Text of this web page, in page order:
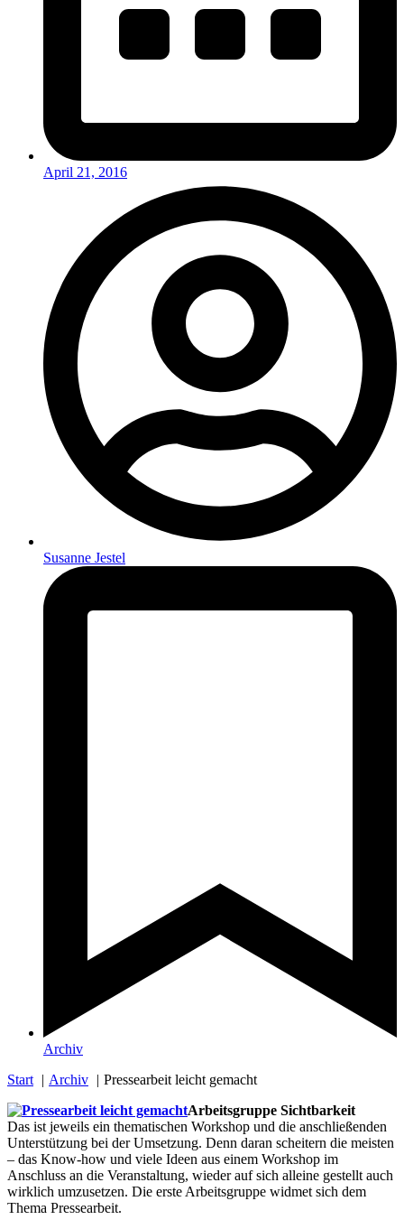
April 21, 2016
Susanne Jestel
Archiv
Start
Archiv
Pressearbeit leicht gemacht
Arbeitsgruppe Sichtbarkeit
Das ist jeweils ein thematischen Workshop und die anschließenden
Unterstützung bei der Umsetzung. Denn daran scheitern die meisten
– das Know-how und viele Ideen aus einem Workshop im
Anschluss an die Veranstaltung, wieder auf sich alleine gestellt auch
wirklich umzusetzen. Die erste Arbeitsgruppe widmet sich dem
Thema Pressearbeit.